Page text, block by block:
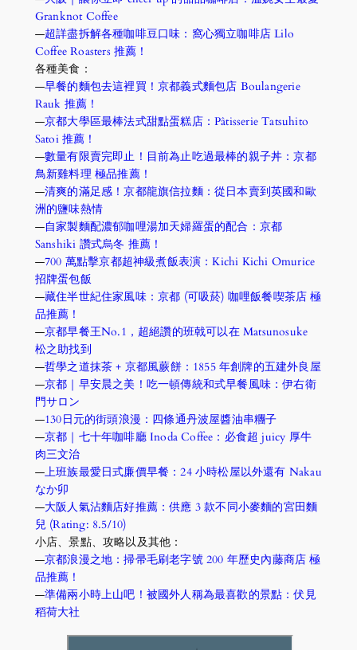
Granknot Coffee
—超詳盡拆解各種咖啡豆口味：窩心獨立咖啡店 Lilo
Coffee Roasters 推薦！
各種美食：
—早餐的麵包去這裡買！京都義式麵包店 Boulangerie
Rauk 推薦！
—京都大學區最棒法式甜點蛋糕店：Pâtisserie Tatsuhito
Satoi 推薦！
—數量有限賣完即止！目前為止吃過最棒的親子丼：京都
鳥新雞料理 極品推薦！
—清爽的滿足感！京都龍旗信拉麵：從日本賣到英國和歐
洲的鹽味熱情
—自家製麵配濃郁咖哩湯加天婦羅蛋的配合：京都
Sanshiki 讚式烏冬 推薦！
—700 萬點擊京都超神級煮飯表演：Kichi Kichi Omurice
招牌蛋包飯
—藏住半世紀住家風味：京都 (可吸菸) 咖哩飯餐喫茶店 極
品推薦！
—京都早餐王No.1，超絕讚的班戟可以在 Matsunosuke
松之助找到
—哲學之道抹茶 + 京都風蕨餅：1855 年創牌的五建外良屋
—京都｜早安晨之美！吃一頓傳統和式早餐風味：伊右衛
門サロン
—130日元的街頭浪漫：四條通丹波屋醬油串糰子
—京都｜七十年咖啡廳 Inoda Coffee：必食超 juicy 厚牛
肉三文治
—上班族最愛日式廉價早餐：24 小時松屋以外還有 Nakau
なか卯
—大阪人氣沾麵店好推薦：供應 3 款不同小麥麵的宮田麵
兒 (Rating: 8.5/10)
小店、景點、攻略以及其他：
—京都浪漫之地：掃帚毛刷老字號 200 年歷史內藤商店 極
品推薦！
—準備兩小時上山吧！被國外人稱為最喜歡的景點：伏見
稻荷大社